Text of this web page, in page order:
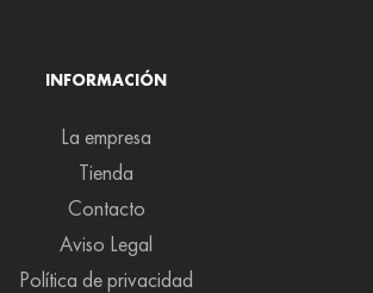
INFORMACIÓN
La empresa
Tienda
Contacto
Aviso Legal
Política de privacidad